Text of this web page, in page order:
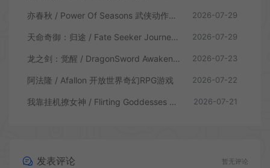
亦春秋 / Power Of Seasons 武侠动作ARPG游戏 2026-07-29
天命奇御：归途 / Fate Seeker Journey 肉鸽动作RPG游戏 2026-07-29
龙之剑：觉醒 / DragonSword Awakening 开放世界动作RPG游戏 2026-07-23
阿法隆 / Afallon 开放世界奇幻RPG游戏 2026-07-22
我靠挂机撩女神 / Flirting Goddesses by AFK 休闲放置RPG游戏 2026-07-21
发表评论 暂无评论